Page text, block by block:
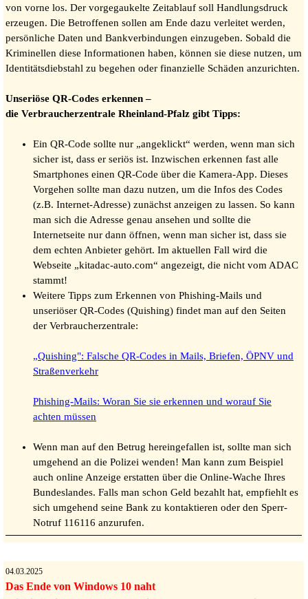
von vorne los. Der vorgegaukelte Zeitablauf soll Handlungsdruck
erzeugen. Die Betroffenen sollen am Ende dazu verleitet werden,
persönliche Daten und Bankverbindungen einzugeben. Sobald die
Kriminellen diese Informationen haben, können sie diese nutzen, um
Identitätsdiebstahl zu begehen oder finanzielle Schäden anzurichten.
Unseriöse QR-Codes erkennen –
die Verbraucherzentrale Rheinland-Pfalz gibt Tipps:
Ein QR-Code sollte nur „angeklickt“ werden, wenn man sich
sicher ist, dass er seriös ist. Inzwischen erkennen fast alle
Smartphones einen QR-Code über die Kamera-App. Dieses
Vorgehen sollte man dazu nutzen, um die Infos des Codes
(z.B. Internet-Adresse) zunächst anzeigen zu lassen. So kann
man sich die Adresse genau ansehen und sollte die
Internetseite nur dann öffnen, wenn man sicher ist, dass sie
dem echten Anbieter gehört. Im aktuellen Fall wird die
Webseite „kitadac-auto.com“ angezeigt, die nicht vom ADAC
stammt!
Weitere Tipps zum Erkennen von Phishing-Mails und
unseriöser QR-Codes (Quishing) findet man auf den Seiten
der Verbraucherzentrale:
„Quishing": Falsche QR-Codes in Mails, Briefen, ÖPNV und
Straßenverkehr
Phishing-Mails: Woran Sie sie erkennen und worauf Sie
achten müssen
Wenn man auf den Betrug hereingefallen ist, sollte man sich
umgehend an die Polizei wenden! Man kann zum Beispiel
auch online Anzeige erstatten über die Online-Wache Ihres
Bundeslandes. Falls man schon Geld bezahlt hat, empfiehlt es
sich umgehend seine Bank zu kontaktieren oder den Sperr-
Notruf 116116 anzurufen.
04.03.2025
Das Ende von Windows 10 naht